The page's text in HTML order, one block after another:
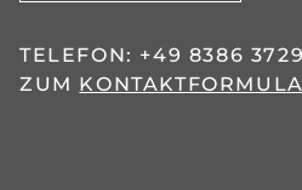
TELEFON: +49 8386
ZUM